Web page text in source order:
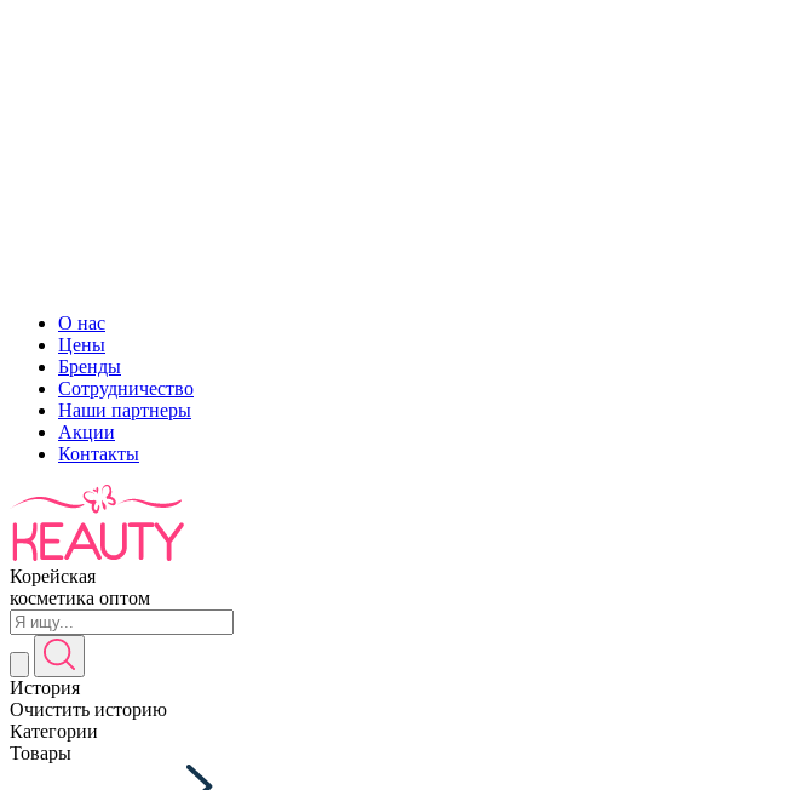
О нас
Цены
Бренды
Сотрудничество
Наши партнеры
Акции
Контакты
Корейская
косметика оптом
История
Очистить историю
Категории
Товары